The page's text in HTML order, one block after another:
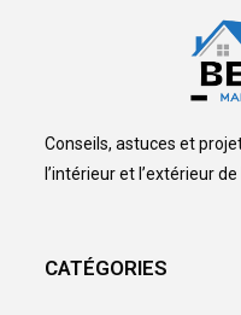
Conseils, astuces et
l’intérieur et l’extérieur
CATÉGORIES